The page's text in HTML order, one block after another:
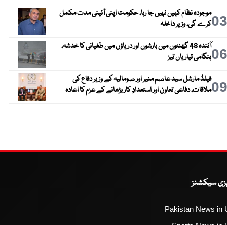
03موجودہ نظام کہیں نہیں جا رہا، حکومت اپنی آئینی مدت مکمل
کرے گی، وزیر داخلہ
06
آئندہ 48 گھنٹوں میں بارشوں اور دریاؤں میں طغیانی کا خدشہ،
ہنگامی تیاریاں تیز
09فیلڈ مارشل سید عاصم منیر اور صومالیہ کے وزیر دفاع کی
ملاقات، دفاعی تعاون اور استعدادِ کار بڑھانے کے عزم کا اعادہ
سیکشنز
Pakistan News in